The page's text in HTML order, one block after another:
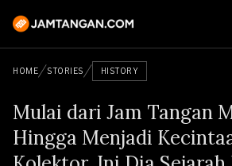
HOME STORIES HISTORY
Mulai dari Jam Tangan
Hingga Menjadi